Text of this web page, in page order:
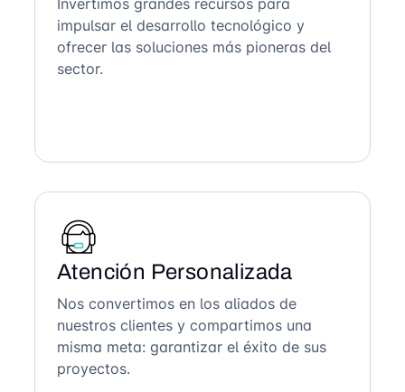
Invertimos grandes recursos para
impulsar el desarrollo tecnológico y
ofrecer las soluciones más pioneras del
sector.
Atención Personalizada
Nos convertimos en los aliados de
nuestros clientes y compartimos una
misma meta: garantizar el éxito de sus
proyectos.